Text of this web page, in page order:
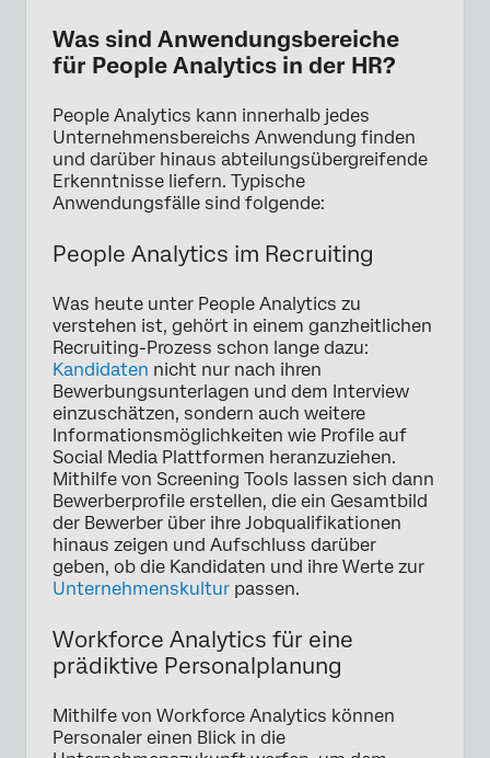
Was sind Anwendungsbereiche
für People Analytics in der HR?
People Analytics kann innerhalb jedes
Unternehmensbereichs Anwendung finden
und darüber hinaus abteilungsübergreifende
Erkenntnisse liefern. Typische
Anwendungsfälle sind folgende:
People Analytics im Recruiting
Was heute unter People Analytics zu
verstehen ist, gehört in einem ganzheitlichen
Recruiting-Prozess schon lange dazu:
Kandidaten nicht nur nach ihren
Bewerbungsunterlagen und dem Interview
einzuschätzen, sondern auch weitere
Informationsmöglichkeiten wie Profile auf
Social Media Plattformen heranzuziehen.
Mithilfe von Screening Tools lassen sich dann
Bewerberprofile erstellen, die ein Gesamtbild
der Bewerber über ihre Jobqualifikationen
hinaus zeigen und Aufschluss darüber
geben, ob die Kandidaten und ihre Werte zur
Unternehmenskultur passen.
Workforce Analytics für eine
prädiktive Personalplanung
Mithilfe von Workforce Analytics können
Personaler einen Blick in die